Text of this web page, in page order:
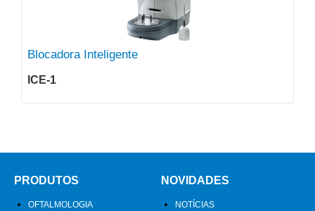
Blocadora Inteligente
ICE-1
PRODUTOS
OFTALMOLOGIA
NOVIDADES
NOTÍCIAS